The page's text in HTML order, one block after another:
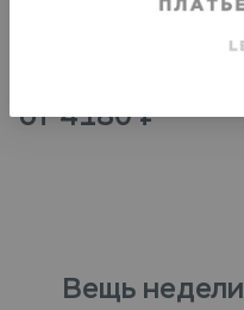
от4180 ₽
Вещь недели